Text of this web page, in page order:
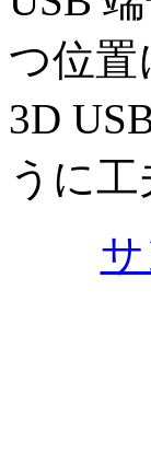
つ位
3D
うに工